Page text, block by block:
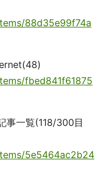
88d35e99f74a
fbed841f61875
事一覧(118/300目
5e5464ac2b24